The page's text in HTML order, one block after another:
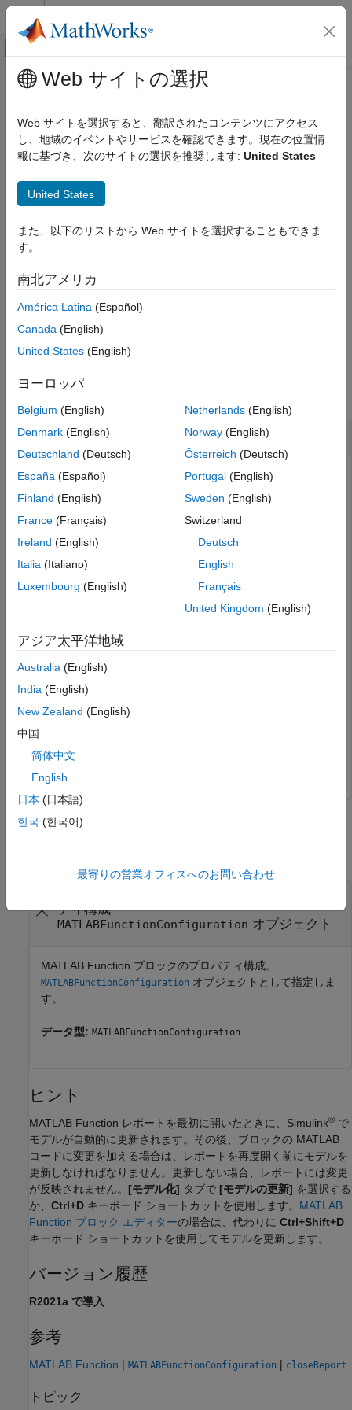
コンテンツへスキップ
オフキャンバス ナビゲーション メ
ドキュメンテーションのホーム
ブロックとブロックセットの作成
ブロック アルゴリズムの作成
MATLAB Functions を使用したブロックの作成
MATLAB Function ブロック エディター
openReport
構文
入力引数
ヒント
参考
メインコンテンツ
openReport
MATLABFunction レポートを開く
構文
openReport(config)
説明
openReport(config
例
すべて折りたたむ
MATLABFunction レポートを開く、閉じる
Simulink での MATLAB Function ブロックを使用した
call_stats_block2 MATLAB Function ブロックの
MATLABFunctionConfigurationオブジェクトにアクセスしま
す。
config = get_param( "call_stats_block2/MATLAB Function"
"MATLABFunctionConfiguration");
MATLAB Function レポートを開きます。
openReport(config)
MATLAB Function レポートを閉じます。
closeReport(config)
入力引数
ティ構成
MATLABFunctionConfiguration オブジェクト
MATLAB Function ブロックのプロパティ構成。
MATLABFunctionConfiguration オブジェクトとして指定しま
す。
データ型: MATLABFunctionConfiguration
ヒント
MATLAB Function レポートを最初に開いたときに、Simulink® で
モデルが自動的に更新されます。その後、ブロックの MATLAB
コードに変更を加える場合は、レポートを再度開く前にモデルを
更新しなければなりません。更新しない場合、レポートには変更
が反映されません。 [モデル化] タブで [モデルの更新] を選択する
か、 Ctrl+D キーボード ショートカットを使用します。 MATLAB
Function ブロック エディターの場合は、代わりに Ctrl+Shift+D
キーボード ショートカットを使用してモデルを更新します。
バージョン履歴
R2021a で導入
参考
MATLAB Function | MATLABFunctionConfiguration | closeReport
トピック
Web サイトの選択
Web サイトを選択すると、翻訳されたコンテンツにアクセス
し、地域のイベントやサービスを確認できます。現在の位置情
報に基づき、次のサイトの選択を推奨します: United States
United States
また、以下のリストから Web サイトを選択することもできま
す。
南北アメリカ
América Latina (Español)
Canada (English)
United States (English)
ヨーロッパ
Belgium (English)
Denmark (English)
Deutschland (Deutsch)
España (Español)
Finland (English)
France (Français)
Ireland (English)
Italia (Italiano)
Luxembourg (English)
Netherlands(English)
Norway(English)
Österreich (Deutsch)
Portugal(English)
Sweden (English)
Switzerland
Deutsch
English
Français
United Kingdom (English)
アジア太平洋地域
Australia (English)
India (English)
New Zealand (English)
中国
简体中文
English
日本 (日本語)
한국 (한국어)
最寄りの営業オフィスへのお問い合わせ